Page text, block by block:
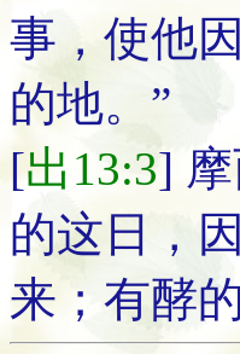
事，使他
的地。”
[出13:3]
的这日，
来；有酵